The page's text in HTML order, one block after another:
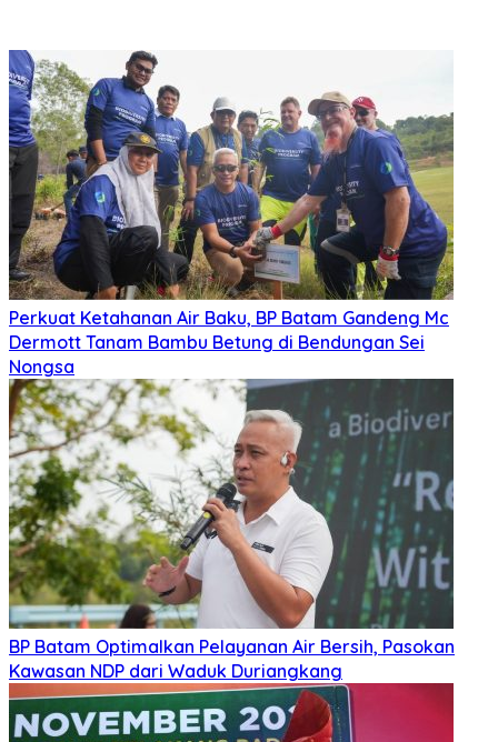
Perkuat Ketahanan Air Baku, BP Batam Gandeng Mc
Dermott Tanam Bambu Betung di Bendungan Sei
Nongsa
BP Batam Optimalkan Pelayanan Air Bersih, Pasokan
Kawasan NDP dari Waduk Duriangkang